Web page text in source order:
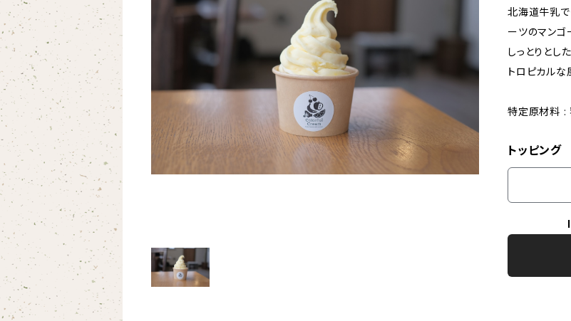
北海道牛乳で
ーツのマンゴ
しっとりとし
トロピカル
特定原材料 :
トッピング